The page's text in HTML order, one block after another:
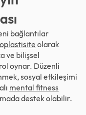
bağlantılar
olarak
ve bilişsel
oynar. Düzenli
sosyal etkileşimi
mental fitness
destek olabilir.